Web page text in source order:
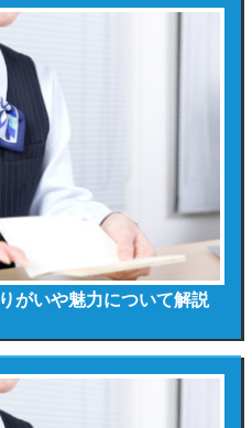
がいや魅力について解説